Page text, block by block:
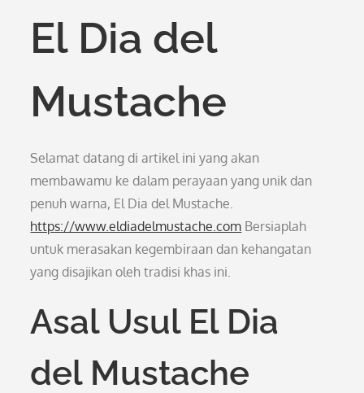
El Dia del
Mustache
Selamat datang di artikel ini yang akan
membawamu ke dalam perayaan yang unik dan
penuh warna, El Dia del Mustache.
https://www.eldiadelmustache.com Bersiaplah
untuk merasakan kegembiraan dan kehangatan
yang disajikan oleh tradisi khas ini.
Asal Usul El Dia
del Mustache